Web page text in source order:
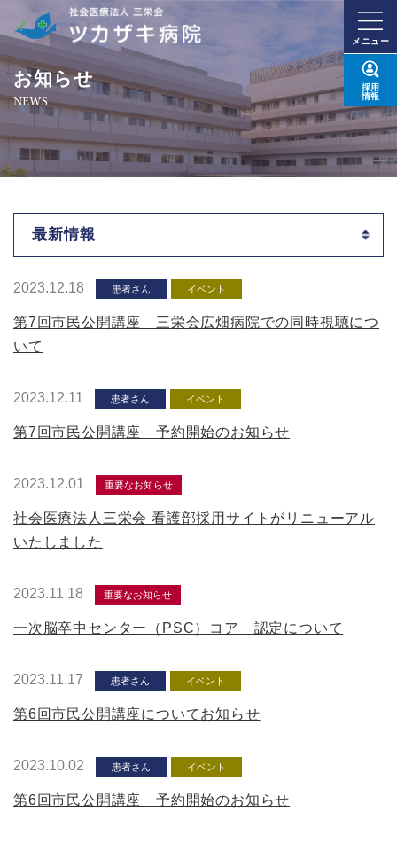
メニュー
採用
情報
お知らせ
NEWS
最新情報
2023.12.18 患者さん イベント
第7回市民公開講座 三栄会広畑病院での同時視聴につ
いて
2023.12.11 患者さん イベント
第7回市民公開講座 予約開始のお知らせ
2023.12.01 重要なお知らせ
社会医療法人三栄会 看護部採用サイトがリニューアル
いたしました
2023.11.18 重要なお知らせ
一次脳卒中センター（PSC）コア 認定について
2023.11.17 患者さん イベント
第6回市民公開講座についてお知らせ
2023.10.02 患者さん イベント
第6回市民公開講座 予約開始のお知らせ